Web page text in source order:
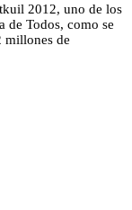
2012, uno de los
de Todos, como se
millones de